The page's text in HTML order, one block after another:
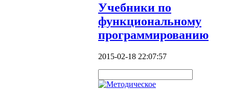
Учебники по
функциональному
программированию
2015-02-18 22:07:57